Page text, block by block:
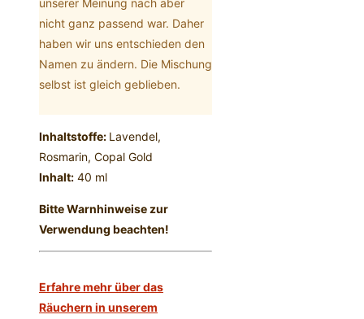
unserer Meinung nach aber
nicht ganz passend war. Daher
haben wir uns entschieden den
Namen zu ändern. Die Mischung
selbst ist gleich geblieben.
Inhaltstoffe: Lavendel,
Rosmarin, Copal Gold
Inhalt: 40 ml
Bitte Warnhinweise zur
Verwendung beachten!
Erfahre mehr über das
Räuchern in unserem